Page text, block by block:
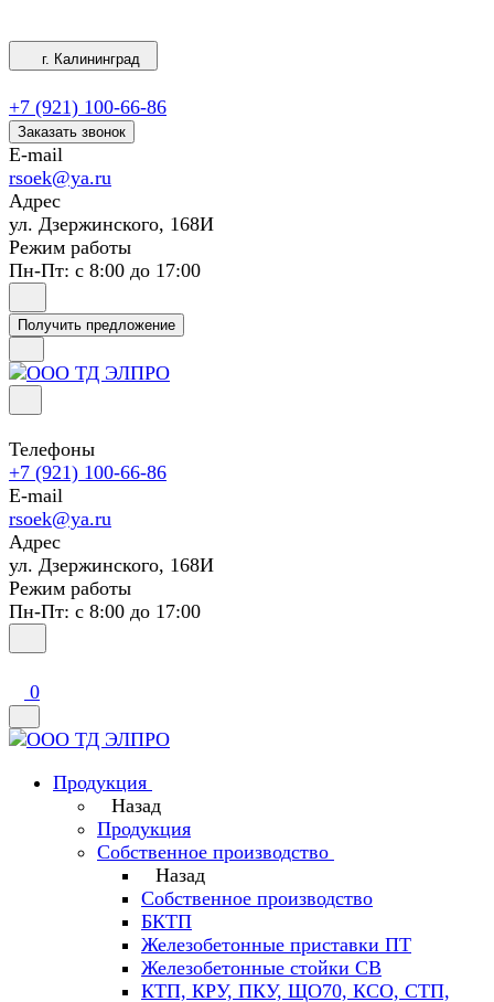
г. Калининград
+7 (921) 100-66-86
Заказать звонок
E-mail
rsoek@ya.ru
Адрес
ул. Дзержинского, 168И
Режим работы
Пн-Пт: с 8:00 до 17:00
Получить предложение
Телефоны
+7 (921) 100-66-86
E-mail
rsoek@ya.ru
Адрес
ул. Дзержинского, 168И
Режим работы
Пн-Пт: с 8:00 до 17:00
0
Продукция
Назад
Продукция
Собственное производство
Назад
Собственное производство
БКТП
Железобетонные приставки ПТ
Железобетонные стойки СВ
КТП, КРУ, ПКУ, ЩО70, КСО, СТП,